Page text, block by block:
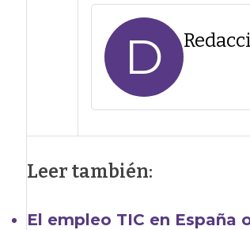
D
Leer también:
El empleo TIC en España